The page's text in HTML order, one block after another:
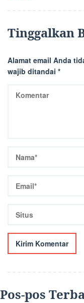
Tinggalkan
Alamat email Anda
wajib ditandai *
Pos-pos